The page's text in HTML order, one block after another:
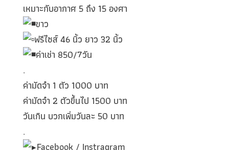
เหมาะกับอากาศ 5 ถึง 15 องศา
ขาว
ฟรีไซส์ 46 นิ้ว ยาว 32 นิ้ว
ค่าเช่า 850/7วัน
.
ค่ามัดจำ 1 ตัว 1000 บาท
ค่ามัดจำ 2 ตัวขึ้นไป 1500 บาท
วันเกิน บวกเพิ่มวันละ 50 บาท
.
Facebook / Instragram